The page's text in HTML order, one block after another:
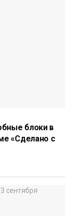
блоки в
«Сделано с